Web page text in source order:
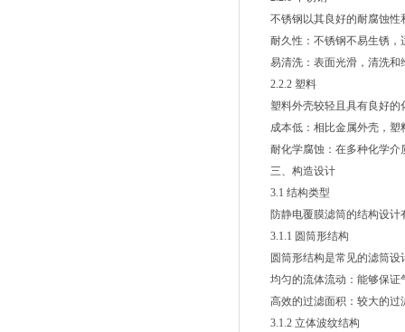
不锈钢以其良好的耐腐蚀性
耐久性：不锈钢不易生锈，
易清洗：表面光滑，清洗和
2.2.2 塑料
塑料外壳较轻且具有良好的化
成本低：相比金属外壳，塑
耐化学腐蚀：在多种化学介
三、构造设计
3.1 结构类型
防静电覆膜滤筒的结构设计
3.1.1 圆筒形结构
圆筒形结构是常见的滤筒设
均匀的流体流动：能够保证
高效的过滤面积：较大的过
3.1.2 立体波纹结构